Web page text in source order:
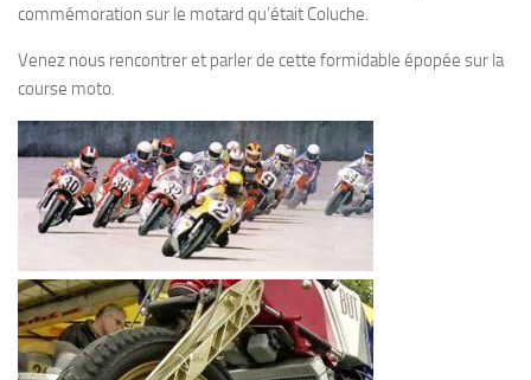
commémoration sur le motard qu’était Coluche.
Venez nous rencontrer et parler de cette formidable épopée sur la
course moto.